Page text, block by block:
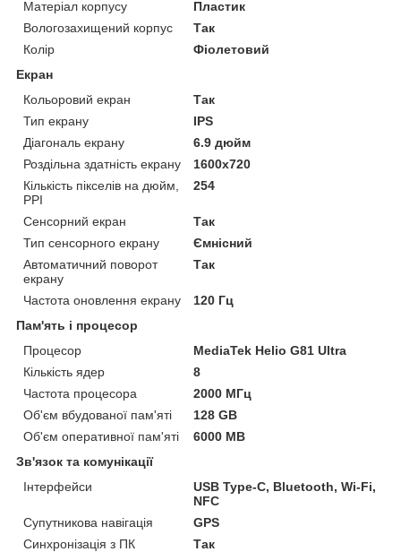
Матеріал корпусу
Пластик
Вологозахищений корпус
Так
Колір
Фіолетовий
Екран
Кольоровий екран
Так
Тип екрану
IPS
Діагональ екрану
6.9 дюйм
Роздільна здатність екрану
1600x720
Кількість пікселів на дюйм,
PPI
254
Сенсорний екран
Так
Тип сенсорного екрану
Ємнісний
Автоматичний поворот
екрану
Так
Частота оновлення екрану
120 Гц
Пам'ять і процесор
Процесор
MediaTek Helio G81 Ultra
Кількість ядер
8
Частота процесора
2000 МГц
Об'єм вбудованої пам'яті
128 GB
Об'єм оперативної пам'яті
6000 MB
Зв'язок та комунікації
Інтерфейси
USB Type-C, Bluetooth, Wi-Fi,
NFC
Супутникова навігація
GPS
Синхронізація з ПК
Так